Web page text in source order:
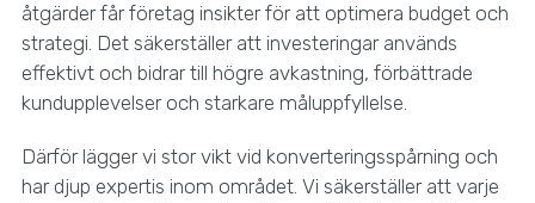
åtgärder får företag insikter för att optimera budget och
strategi. Det säkerställer att investeringar används
effektivt och bidrar till högre avkastning, förbättrade
kundupplevelser och starkare måluppfyllelse.
Därför lägger vi stor vikt vid konverteringsspårning och
har djup expertis inom området. Vi säkerställer att varje